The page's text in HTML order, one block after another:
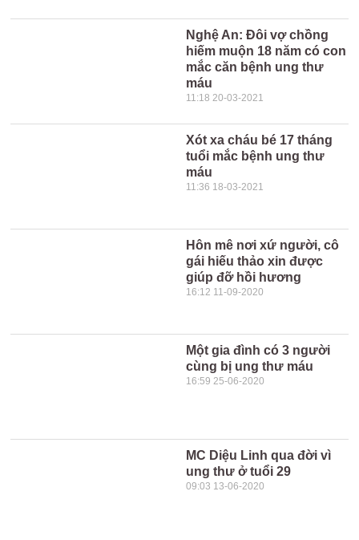
Nghệ An: Đôi vợ chồng
hiếm muộn 18 năm có con
mắc căn bệnh ung thư
máu
11:18 20-03-2021
Xót xa cháu bé 17 tháng
tuổi mắc bệnh ung thư
máu
11:36 18-03-2021
Hôn mê nơi xứ người, cô
gái hiếu thảo xin được
giúp đỡ hồi hương
16:12 11-09-2020
Một gia đình có 3 người
cùng bị ung thư máu
16:59 25-06-2020
MC Diệu Linh qua đời vì
ung thư ở tuổi 29
09:03 13-06-2020